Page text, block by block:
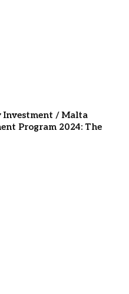
Investment / Malta
Program 2024: The